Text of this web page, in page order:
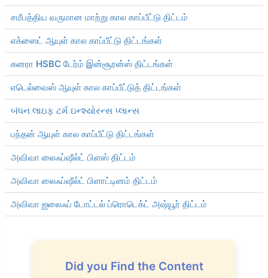
சமீபத்திய வருமான மாற்று கால காப்பீட்டு திட்டம்
எக்ஸைட் ஆயுள் கால காப்பீட்டு திட்டங்கள்
கனரா HSBC டேர்ம் இன்சூரன்ஸ் திட்டங்கள்
எடெல்வைஸ் ஆயுள் கால காப்பீட்டுத் திட்டங்கள்
બંધન લાઇફ ટર્મ ઇન્શ્યોરન્સ પ્લાન્સ
பந்தன் ஆயுள் கால காப்பீட்டு திட்டங்கள்
அவிவா லைஃப்ஷீல்ட் பிளஸ் திட்டம்
அவிவா லைஃப்ஷீல்ட் பிளாட்டினம் திட்டம்
அவிவா ஐலைஃப் டோட்டல் ப்ரொடெக்ட் அஷ்யூர் திட்டம்
Did you Find the Content